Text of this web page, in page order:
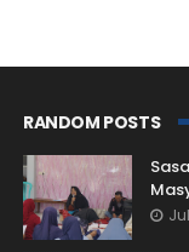
RANDOM POSTS